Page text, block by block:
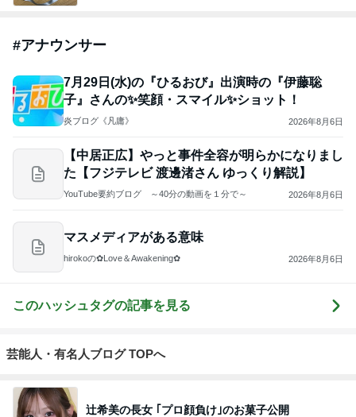
#アナウンサー
7月29日(水)の『ひるおび』出演時の『伊藤聡
子』さんの✨笑顔・スマイル✨ショット！
炎ブログ《凡庸》 2026年8月6日
【中居正広】やっと事件全容が明らかになりまし
た【フジテレビ 渡邊渚さん ゆっくり解説】
YouTube要約ブログ ～40分の動画を１分で～ 2026年8月6日
マスメディアがある意味
hirokoの✿Love＆Awakening✿ 2026年8月6日
このハッシュタグの記事を見る
芸能人・有名人ブログ TOPへ
辻希美の長女 ｢プロ顔負け｣のお菓子公開